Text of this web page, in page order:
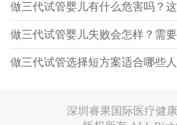
做三代试管婴儿有什么危害吗？
做三代试管婴儿失败会怎样？需
做三代试管选择短方案适合哪些人
深圳睿果国际医疗健